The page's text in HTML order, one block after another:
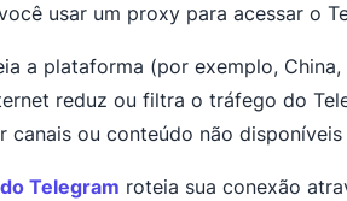
usar um proxy para acessar o
a plataforma (por exemplo, China,
reduz ou filtra o tráfego do
canais ou conteúdo não
Telegram roteia sua conexão